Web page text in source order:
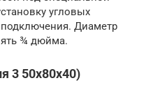
угловых
Диаметр
¾ дюйма.
3 50х80х40)